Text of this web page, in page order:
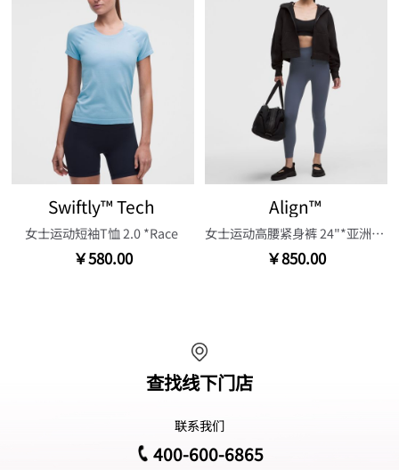
Swiftly™ Tech
女士运动短袖T恤 2.0 *Race
￥580.00
Align™
女士运动高腰紧身裤 24"*亚洲版型
￥850.00
查找线下门店
联系我们
400-600-6865